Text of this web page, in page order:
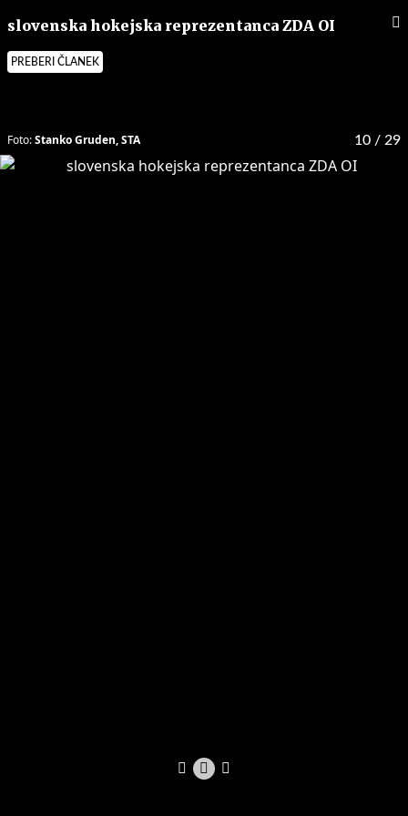
slovenska hokejska reprezentanca ZDA OI
PREBERI ČLANEK
10 / 29
Foto:Stanko Gruden, STA